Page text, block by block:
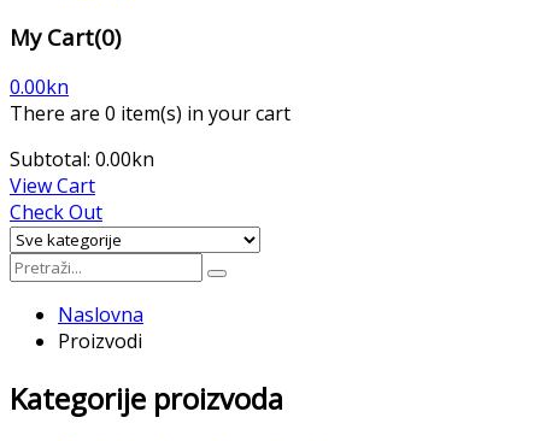
My Cart(0)
0.00kn
There are 0 item(s) in your cart
Subtotal: 0.00kn
View Cart
Check Out
Naslovna
Proizvodi
Kategorije proizvoda